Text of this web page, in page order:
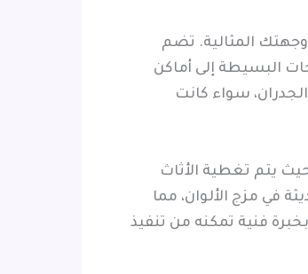
وجهتك المثالية. تضم
البسيطة إلى أماكن
سواء كانت
يتم تغطية الأثاث
في مزج الألوان، مما
فنية تمكنه من تنفيذ